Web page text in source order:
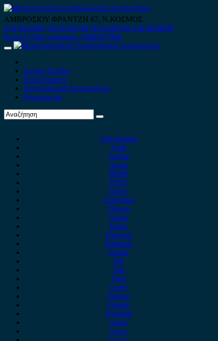
Skip
to
content
ΑΜΒΡΟΣΙΟΥ ΦΡΑΝΤΖΗ 67, Ν.ΚΟΣΜΟΣ
210 9012444 210 9239148 210 9238158 210 9026839
Κινητό-Viber-whatsapp : 6980507900
Primary
Αρχική Σελίδα
Ποιοί είμαστε
Ανταλλακτικά Αυτοκινήτων
Επικοινωνία
Alfa Romeo
Audi
Austin
Acura
BMW
BYD
Chery
Chevrolet
Citroen
Cupra
Dacia
Daewoo
Daihatsu
Dodge
DS
Fiat
Ford
Geely
Gonow
Honda
Hyundai
Isuzu
iveco